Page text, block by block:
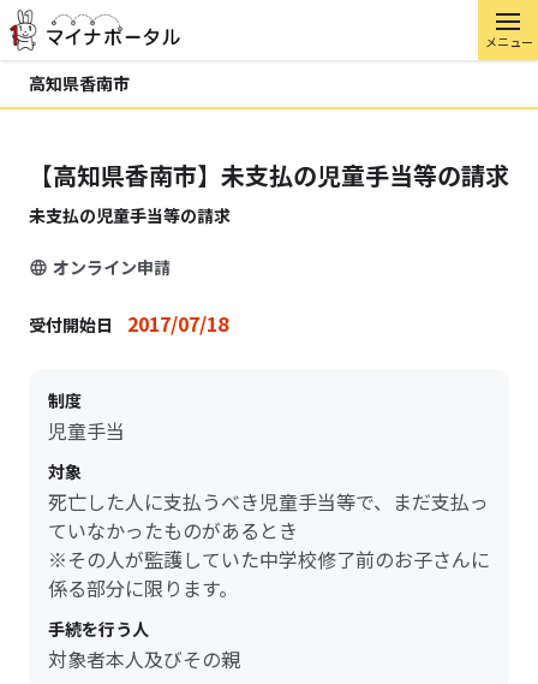
メニュー
高知県香南市
【高知県香南市】未支払の児童手当等の請求
未支払の児童手当等の請求
オンライン申請
受付開始日 2017/07/18
制度
児童手当
対象
死亡した人に支払うべき児童手当等で、まだ支払っ
ていなかったものがあるとき
※その人が監護していた中学校修了前のお子さんに
係る部分に限ります。
手続を行う人
対象者本人及びその親